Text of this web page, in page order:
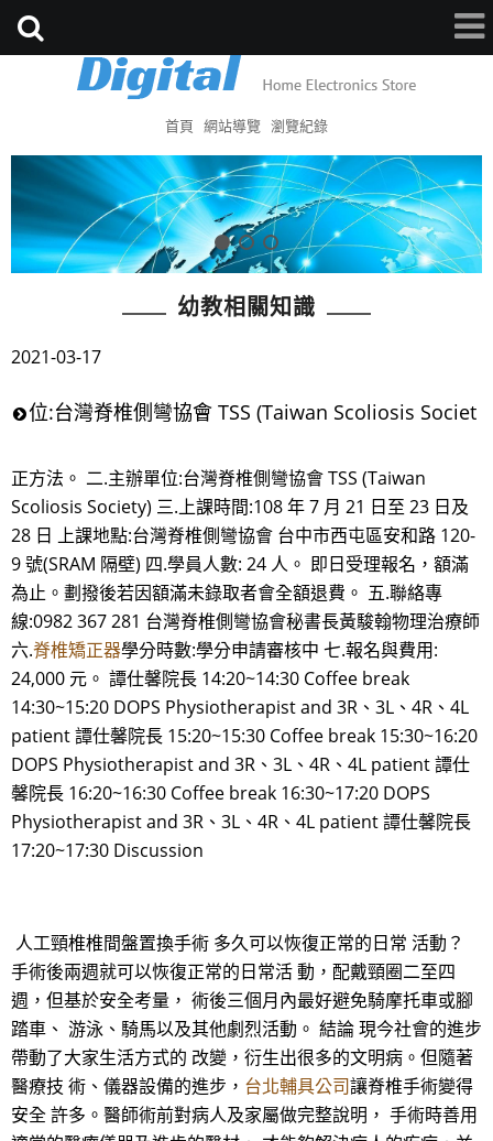
首頁 網站導覽 瀏覽紀錄
幼教相關知識
2021-03-17
位:台灣脊椎側彎協會 TSS (Taiwan Scoliosis Societ
正方法。 二.主辦單位:台灣脊椎側彎協會 TSS (Taiwan
Scoliosis Society) 三.上課時間:108 年 7 月 21 日至 23 日及
28 日 上課地點:台灣脊椎側彎協會 台中市西屯區安和路 120-
9 號(SRAM 隔壁) 四.學員人數: 24 人。 即日受理報名，額滿
為止。劃撥後若因額滿未錄取者會全額退費。 五.聯絡專
線:0982 367 281 台灣脊椎側彎協會秘書長黃駿翰物理治療師
六.脊椎矯正器學分時數:學分申請審核中 七.報名與費用:
24,000 元。 譚仕馨院長 14:20~14:30 Coffee break
14:30~15:20 DOPS Physiotherapist and 3R、3L、4R、4L
patient 譚仕馨院長 15:20~15:30 Coffee break 15:30~16:20
DOPS Physiotherapist and 3R、3L、4R、4L patient 譚仕
馨院長 16:20~16:30 Coffee break 16:30~17:20 DOPS
Physiotherapist and 3R、3L、4R、4L patient 譚仕馨院長
17:20~17:30 Discussion
人工頸椎椎間盤置換手術 多久可以恢復正常的日常 活動？
手術後兩週就可以恢復正常的日常活 動，配戴頸圈二至四
週，但基於安全考量， 術後三個月內最好避免騎摩托車或腳
踏車、 游泳、騎馬以及其他劇烈活動。 結論 現今社會的進步
帶動了大家生活方式的 改變，衍生出很多的文明病。但隨著
醫療技 術、儀器設備的進步， 台北輔具公司讓脊椎手術變得
安全 許多。醫師術前對病人及家屬做完整說明， 手術時善用